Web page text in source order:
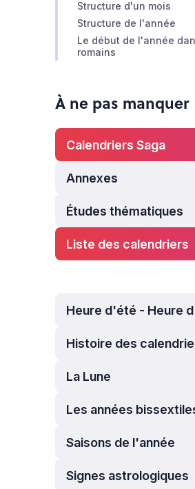
Structure d'un mois
Structure de l'année
Le début de l'année
romains
À ne pas manquer
Calendriers Saga
Annexes
Études thématiques
Liste des calendriers
Heure d'été - Heure
Histoire des
La Lune
Les années
Saisons de l'année
Signes astrologiques